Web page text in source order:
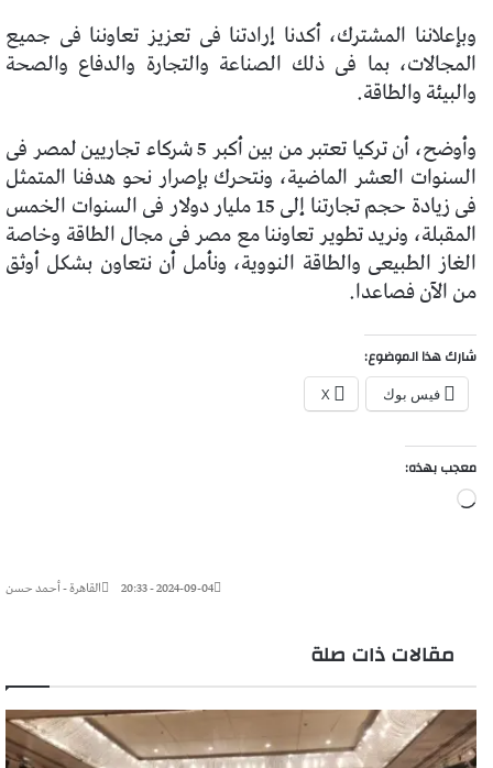
وبإعلاننا المشترك، أكدنا إرادتنا فى تعزيز تعاوننا فى جميع
المجالات، بما فى ذلك الصناعة والتجارة والدفاع والصحة
والبيئة والطاقة.
وأوضح، أن تركيا تعتبر من بين أكبر 5 شركاء تجاريين لمصر فى
السنوات العشر الماضية، ونتحرك بإصرار نحو هدفنا المتمثل
فى زيادة حجم تجارتنا إلى 15 مليار دولار فى السنوات الخمس
المقبلة، ونريد تطوير تعاوننا مع مصر فى مجال الطاقة وخاصة
الغاز الطبيعى والطاقة النووية، ونأمل أن نتعاون بشكل أوثق
من الآن فصاعدا.
شارك هذا الموضوع:
فيس بوك X
معجب بهذه:
جاري
القاهرة - أحمد حسن 2024-09-04 - 20:33
مقالات ذات صلة